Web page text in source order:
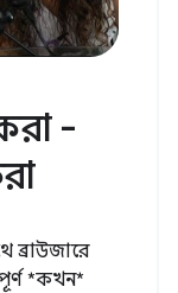
-
ব্রাউজারে
*কখন*